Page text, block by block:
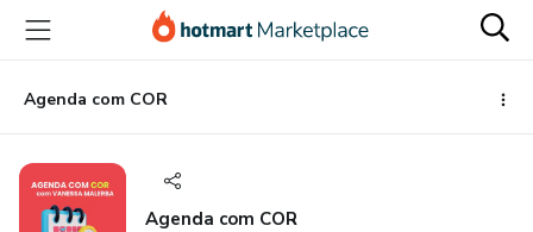
para
conteúdo
principal
para
pagamento
para
rodapé
Agenda com COR
Agenda com COR